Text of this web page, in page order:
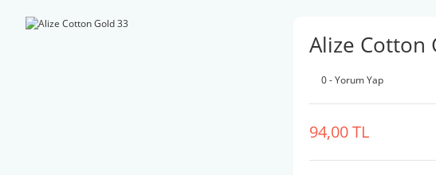
Alize Cotton
0 - Yorum Yap
94,00 TL